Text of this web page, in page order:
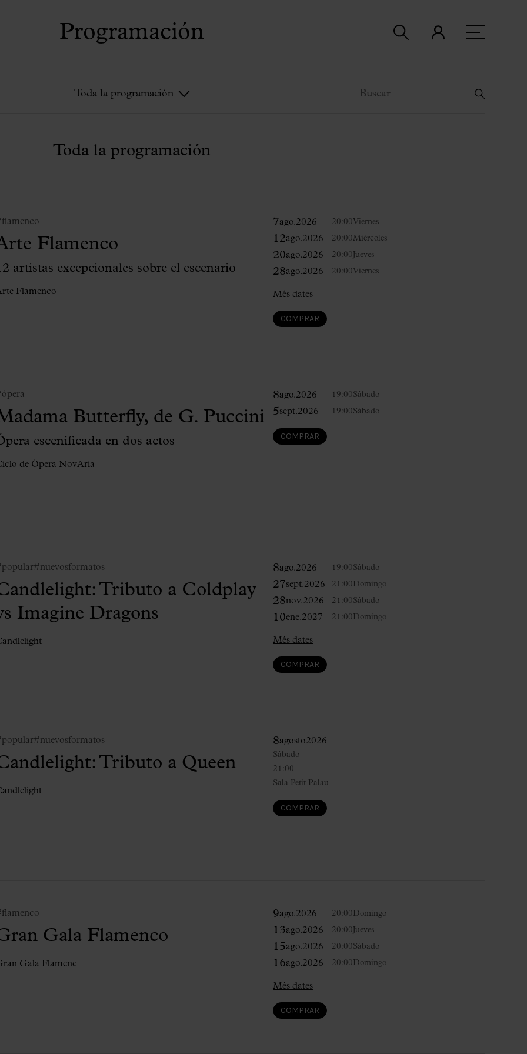
Programación
Toda la programación
Toda la programación
Flamenco
artistas excepcionales sobre el escenario
Flamenco
7ago.2026 20:00Viernes
12ago.2026 20:00Miércoles
20ago.2026 20:00 Jueves
28ago.2026 20:00Viernes
Més dates
COMPRAR
Butterfly, de G. Puccini
escenificada en dos actos
de Ópera NovAria
8ago.2026 19:00Sábado
5sept.2026 19:00Sábado
COMPRAR
#nuevosformatos
Tributo a Coldplay
Imagine Dragons
8ago.2026 19:00Sábado
27sept.2026 21:00Domingo
28nov.2026 21:00Sábado
10ene.2027 21:00Domingo
Més dates
COMPRAR
#nuevosformatos
Tributo a Queen
8agosto2026
21:00
Sábado
Sala Petit Palau
COMPRAR
Gala Flamenco
Gala Flamenc
9ago.2026 20:00Domingo
13ago.2026 20:00 Jueves
15ago.2026 20:00Sábado
16ago.2026 20:00Domingo
Més dates
COMPRAR